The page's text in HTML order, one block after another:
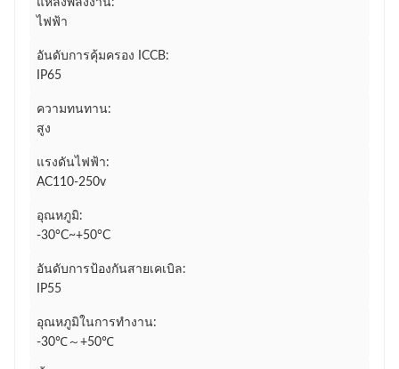
แหล่งพลังงาน:
ไฟฟ้า
อันดับการคุ้มครอง ICCB:
IP65
ความทนทาน:
สูง
แรงดันไฟฟ้า:
AC110-250v
อุณหภูมิ:
-30°C~+50°C
อันดับการป้องกันสายเคเบิล:
IP55
อุณหภูมิในการทำงาน:
-30℃～+50℃